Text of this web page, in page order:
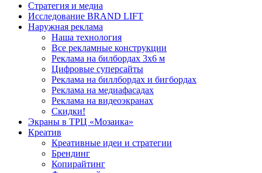
Стратегия и медиа
Исследование BRAND LIFT
Наружная реклама
Наша технология
Все рекламные конструкции
Реклама на билбордах 3х6 м
Цифровые суперсайты
Реклама на биллбордах и бигбордах
Реклама на медиафасадах
Реклама на видеоэкранах
Скидки!
Экраны в ТРЦ «Мозаика»
Креатив
Креативные идеи и стратегии
Брендинг
Копирайтинг